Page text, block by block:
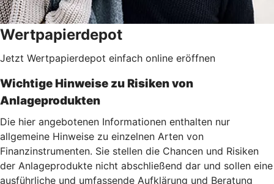
Wertpapierdepot
Jetzt Wertpapierdepot einfach online eröffnen
Wichtige Hinweise zu Risiken von
Anlageprodukten
Die hier angebotenen Informationen enthalten nur
allgemeine Hinweise zu einzelnen Arten von
Finanzinstrumenten. Sie stellen die Chancen und Risiken
der Anlageprodukte nicht abschließend dar und sollen eine
ausführliche und umfassende Aufklärung und Beratung